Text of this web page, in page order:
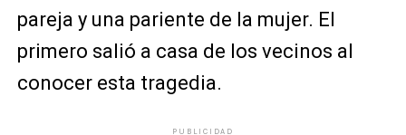
pareja y una pariente de la mujer. El
primero salió a casa de los vecinos al
conocer esta tragedia.
PUBLICIDAD